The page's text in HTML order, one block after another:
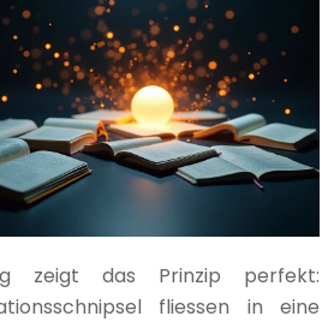
zeigt das Prinzip perfekt:
fliessen in eine